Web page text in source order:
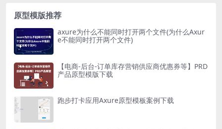
原型模版推荐
axure为什么不能同时打开两个文件(为什么Axur
e不能同时打开两个文件)
【电商-后台-订单库存营销供应商优惠券等】PRD
产品原型模版下载
跑步打卡应用Axure原型模板案例下载